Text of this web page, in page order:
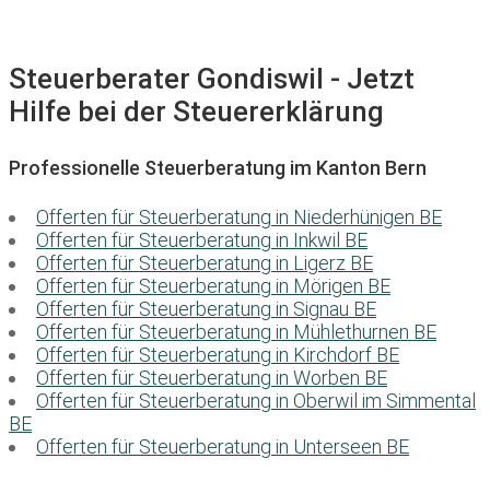
Steuerberater Gondiswil - Jetzt
Hilfe bei der Steuererklärung
Professionelle Steuerberatung im Kanton Bern
Offerten für Steuerberatung in Niederhünigen BE
Offerten für Steuerberatung in Inkwil BE
Offerten für Steuerberatung in Ligerz BE
Offerten für Steuerberatung in Mörigen BE
Offerten für Steuerberatung in Signau BE
Offerten für Steuerberatung in Mühlethurnen BE
Offerten für Steuerberatung in Kirchdorf BE
Offerten für Steuerberatung in Worben BE
Offerten für Steuerberatung in Oberwil im Simmental
BE
Offerten für Steuerberatung in Unterseen BE